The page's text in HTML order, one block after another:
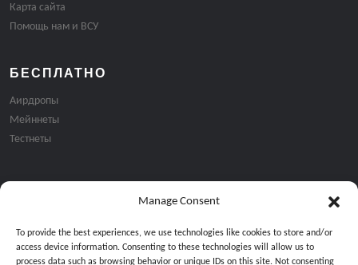
Manage Consent
To provide the best experiences, we use technologies like cookies to store and/or
access device information. Consenting to these technologies will allow us to
process data such as browsing behavior or unique IDs on this site. Not consenting
Карта сайта
Помощь нам и ВСУ
БЕСПЛАТНО
Аирдропы
Мейннеты
Тестнеты
Подписка на email рассылку: